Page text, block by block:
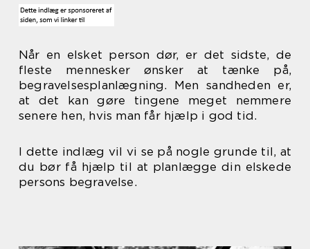
Når en elsket person dør, er det sidste, de
fleste mennesker ønsker at tænke på,
begravelsesplanlægning. Men sandheden er,
at det kan gøre tingene meget nemmere
senere hen, hvis man får hjælp i god tid.
I dette indlæg vil vi se på nogle grunde til, at
du bør få hjælp til at planlægge din elskede
persons begravelse.